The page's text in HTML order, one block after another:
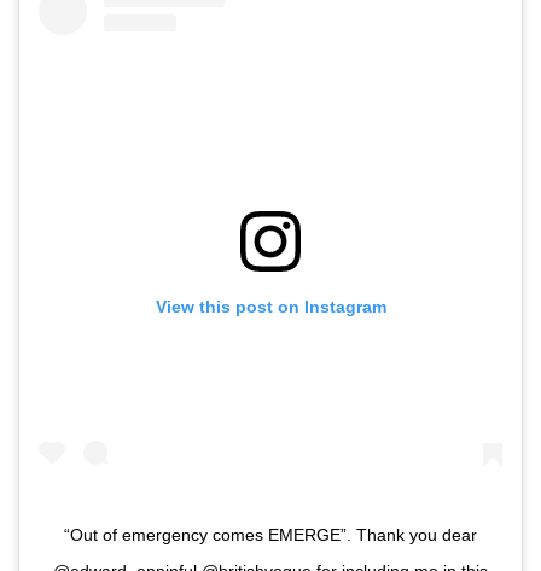
View this post on Instagram
“Out of emergency comes EMERGE”. Thank you dear